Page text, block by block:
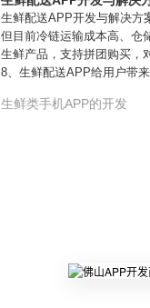
生鲜配送APP开发与解决方
但目前冷链运输成本高、仓
生鲜产品，支持拼团购买，
8、生鲜配送APP给用户带
生鲜类手机APP的开发